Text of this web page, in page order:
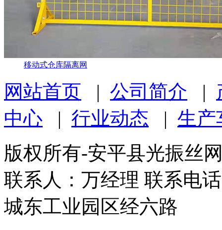
移动式仓库隔离网
网站首页 | 公司简介 |
中心 | 行业动态 | 生产
版权所有-安平县光振丝
联系人：万经理 联系电
城东工业园区经六路